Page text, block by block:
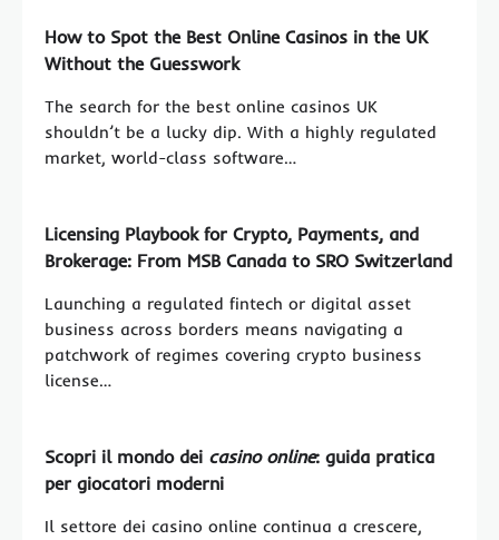
How to Spot the Best Online Casinos in the UK
Without the Guesswork
The search for the best online casinos UK
shouldn’t be a lucky dip. With a highly regulated
market, world-class software…
Licensing Playbook for Crypto, Payments, and
Brokerage: From MSB Canada to SRO Switzerland
Launching a regulated fintech or digital asset
business across borders means navigating a
patchwork of regimes covering crypto business
license…
Scopri il mondo dei casino online: guida pratica
per giocatori moderni
Il settore dei casino online continua a crescere,